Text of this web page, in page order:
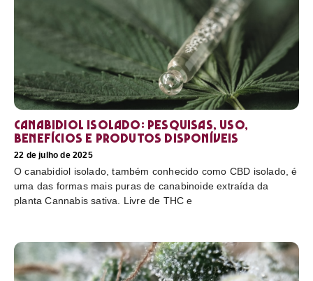
Canabidiol Isolado: pesquisas, uso,
benefícios e produtos disponíveis
22 de julho de 2025
O canabidiol isolado, também conhecido como CBD isolado, é
uma das formas mais puras de canabinoide extraída da
planta Cannabis sativa. Livre de THC e